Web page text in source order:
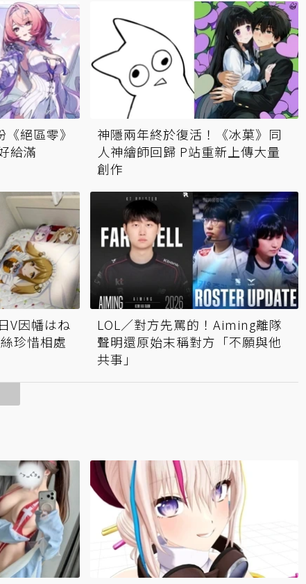
絕區零》
給滿
神隱兩年終於復活！《冰菓》同
人神繪師回歸 P站重新上傳大量
創作
V因幡はね
珍惜相處
LOL／對方先罵的！Aiming離隊
聲明還原始末稱對方「不願與他
共事」